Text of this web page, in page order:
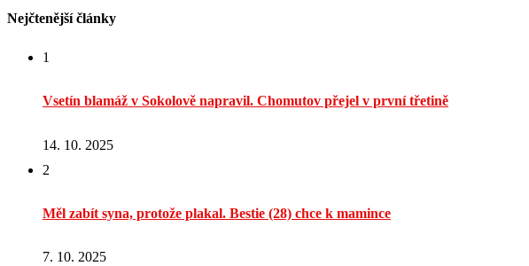
Nejčtenější články
1
Vsetín blamáž v Sokolově napravil. Chomutov přejel v první třetině
14. 10. 2025
2
Měl zabít syna, protože plakal. Bestie (28) chce k mamince
7. 10. 2025